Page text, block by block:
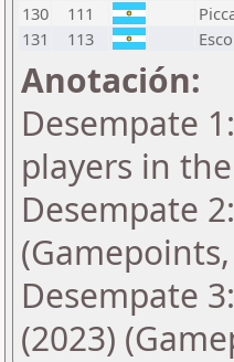
130
111
131
113
Anotación:
Desempate
players in
Desempate
Desempate
(2023)